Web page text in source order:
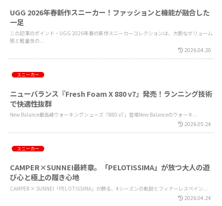
UGG 2026年春新作スニーカー！ファッションと機能が融合した
一足
この記事のポイント・UGG 2026年春の新作スニーカーコレクションは、大胆なボリューム
感と軽量性の...
2026.04.20
スニーカー
ニューバランス『Fresh Foam X 880 v7』発売！ランニング技術
で快適性抜群
New Balance最高峰ウォーキングシューズ「880 v7」登場New Balanceのウォーキ...
2026.05.24
スニーカー
CAMPER×SUNNEI最終章。「PELOTISSIMA」が放つ大人の遊
び心と極上の履き心地
CAMPER × SUNNEI「PELOTISSIMA」が飾る、4シーズンの軌跡とフィナーレスペイン...
2026.04.24